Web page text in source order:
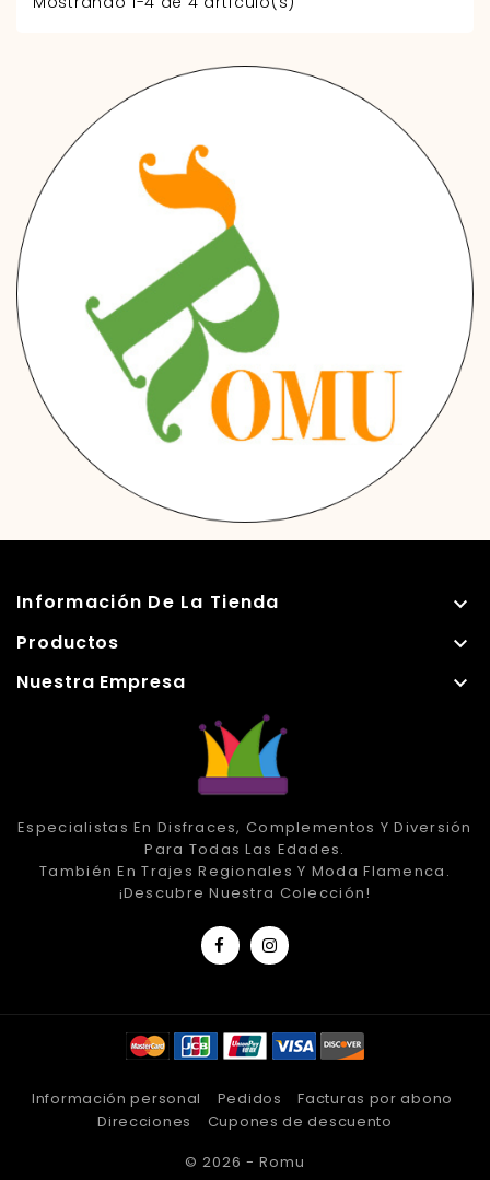
Información De La Tienda 
Productos 
Nuestra Empresa 
Especialistas En Disfraces, Complementos Y Diversión
Para Todas Las Edades.
También En Trajes Regionales Y Moda Flamenca.
¡Descubre Nuestra Colección!
Información personal Pedidos
Facturas por abono
Direcciones
Cupones de descuento
© 2026 - Romu